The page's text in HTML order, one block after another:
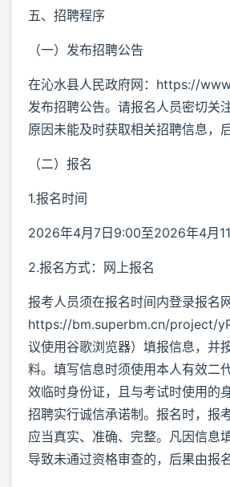
五、招聘程序
（一）发布招聘公告
在沁水县人民政府网：https://
发布招聘公告。请报名人员密切关
原因未能及时获取相关招聘信息，
（二）报名
1.报名时间
2026年4月7日9:00至2026年4月
2.报名方式：网上报名
报考人员须在报名时间内登录报名网
https://bm.superbm.cn/project/
议使用谷歌浏览器）填报信息，并
料。填写信息时须使用本人有效二
效临时身份证，且与考试时使用的
招聘实行诚信承诺制。报名时，报
应当真实、准确、完整。凡因信息
导致未通过资格审查的，后果由报